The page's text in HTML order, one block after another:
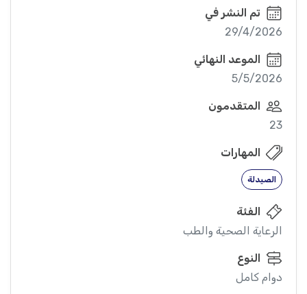
تم النشر في
29/4/2026
الموعد النهائي
5/5/2026
المتقدمون
23
المهارات
الصيدلة
الفئة
الرعاية الصحية والطب
النوع
دوام كامل